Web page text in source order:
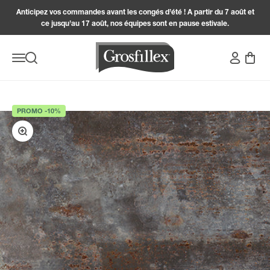
Anticipez vos commandes avant les congés d’été ! A partir du 7 août et
ce jusqu’au 17 août, nos équipes sont en pause estivale.
MenuRecherche
Grosfillex
Connexion
Panier
PROMO -10%
Zoomer sur l'image